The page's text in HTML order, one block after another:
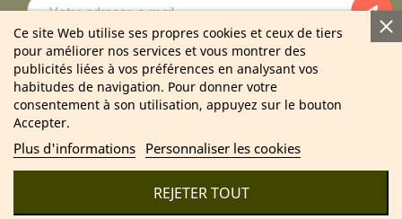
En vous abonnant à notre newsletter vous acceptez notre politique de
confidentialité.
2025 Cosmétique Naturel France – Soins & bien-être 100 %
naturels
Ce site Web utilise ses propres cookies et ceux de tiers
pour améliorer nos services et vous montrer des
publicités liées à vos préférences en analysant vos
habitudes de navigation. Pour donner votre
consentement à son utilisation, appuyez sur le bouton
Accepter.
Plus d'informations Personnaliser les cookies
REJETER TOUT